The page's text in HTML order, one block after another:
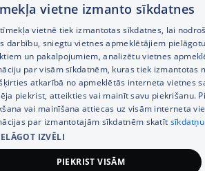
Noderīgas saites
© SIA Tet 2026 -
vietne izmanto sīkdatnes
vietnē tiek izmantotas sīkdatnes, lai
darbību, sniegtu vietnes apmeklētājiem
un pakalpojumiem, analizētu vietnes
par visām sīkdatnēm, kuras tiek izmantotas
atkarībā no apmeklētās interneta vietnes
piekrist, atteikties vai mainīt savu piekrišanu.
vai mainīšana attiecas uz visām interneta
par izmantotajām sīkdatnēm skatīt
IZVĒLI
PIEKRIST VISĀM